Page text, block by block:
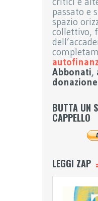
passato e
spazio
collettivo,
Abbonati,
donazione
BUTTA UN
CAPPELLO
LEGGI ZAP